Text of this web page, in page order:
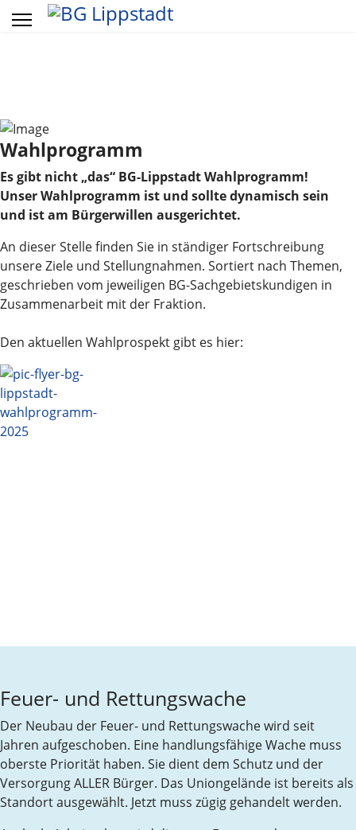
Wahlprogramm
Es gibt nicht „das“ BG-Lippstadt Wahlprogramm!
Unser Wahlprogramm ist und sollte dynamisch sein
und ist am Bürgerwillen ausgerichtet.
An dieser Stelle finden Sie in ständiger Fortschreibung
unsere Ziele und Stellungnahmen. Sortiert nach Themen,
geschrieben vom jeweiligen BG-Sachgebietskundigen in
Zusammenarbeit mit der Fraktion.
Den aktuellen Wahlprospekt gibt es hier:
Feuer- und Rettungswache
Der Neubau der Feuer- und Rettungswache wird seit
Jahren aufgeschoben. Eine handlungsfähige Wache muss
oberste Priorität haben. Sie dient dem Schutz und der
Versorgung ALLER Bürger. Das Uniongelände ist bereits als
Standort ausgewählt. Jetzt muss zügig gehandelt werden.
JahrMonat